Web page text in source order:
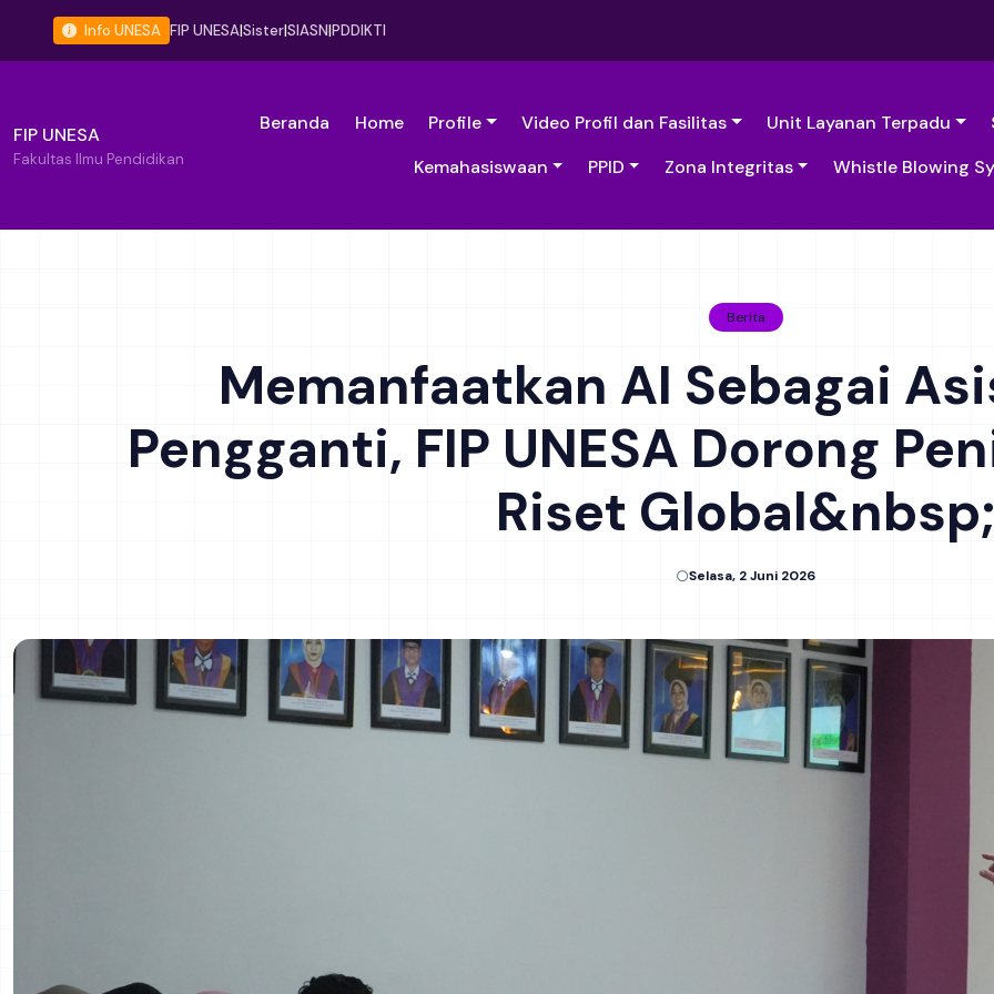
Info UNESA FIP UNESA|Sister|SIASN|PDDIKTI
FIP UNESA
Fakultas Ilmu Pendidikan
Beranda Home Profile Video Profil dan Fasilitas Unit Layanan Terpadu
Kemahasiswaan
PPID Zona Integritas Whistle Blowing
Berita
Memanfaatkan AI Sebagai
Pengganti, FIP UNESA Dorong
Riset Global&nbsp;
Selasa, 2 Juni 2026